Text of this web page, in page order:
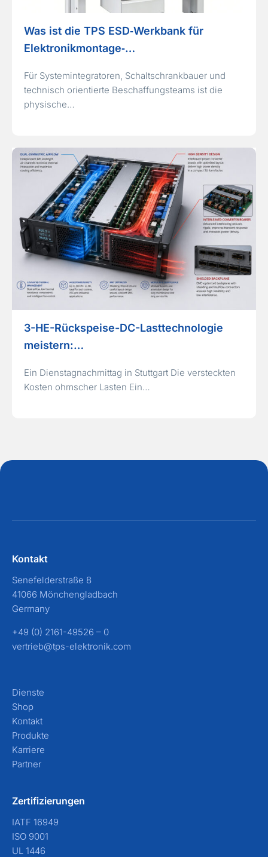
Was ist die TPS ESD‑Werkbank für
Elektronikmontage‑…
Für Systemintegratoren, Schaltschrankbauer und
technisch orientierte Beschaffungsteams ist die
physische…
3-HE-Rückspeise-DC-Lasttechnologie
meistern:…
Ein Dienstagnachmittag in Stuttgart Die versteckten
Kosten ohmscher Lasten Ein…
Kontakt
Senefelderstraße 8
41066 Mönchengladbach
Germany
+49 (0) 2161-49526 – 0
vertrieb@tps-elektronik.com
Dienste
Shop
Kontakt
Produkte
Karriere
Partner
Zertifizierungen
IATF 16949
ISO 9001
UL 1446